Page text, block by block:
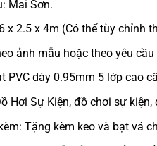
Mai Sơn.
x 2.5 x 4m (Có thể tùy chỉnh
ảnh mẫu hoặc theo yêu
PVC dày 0.95mm 5 lớp cao
Hơi Sự Kiện, đồ chơi sự
Tặng kèm keo và bạt vá